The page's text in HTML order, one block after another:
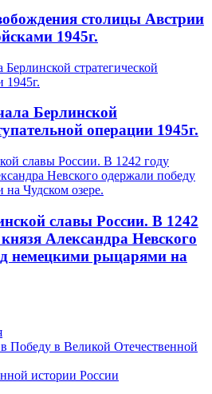
столицы Австрии
1945г.
Берлинской
операции 1945г.
славы России. В 1242
Александра Невского
немецкими рыцарями на
Победу в Великой Отечественной
истории России